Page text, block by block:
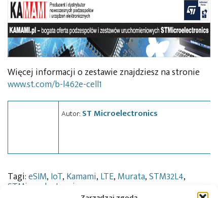
Więcej informacji o zestawie znajdziesz na stronie
www.st.com/b-l462e-cell1
Autor: ST Microelectronics
Tagi:eSIM, IoT, Kamami, LTE, Murata,STM32L4,
STMicroelectronics